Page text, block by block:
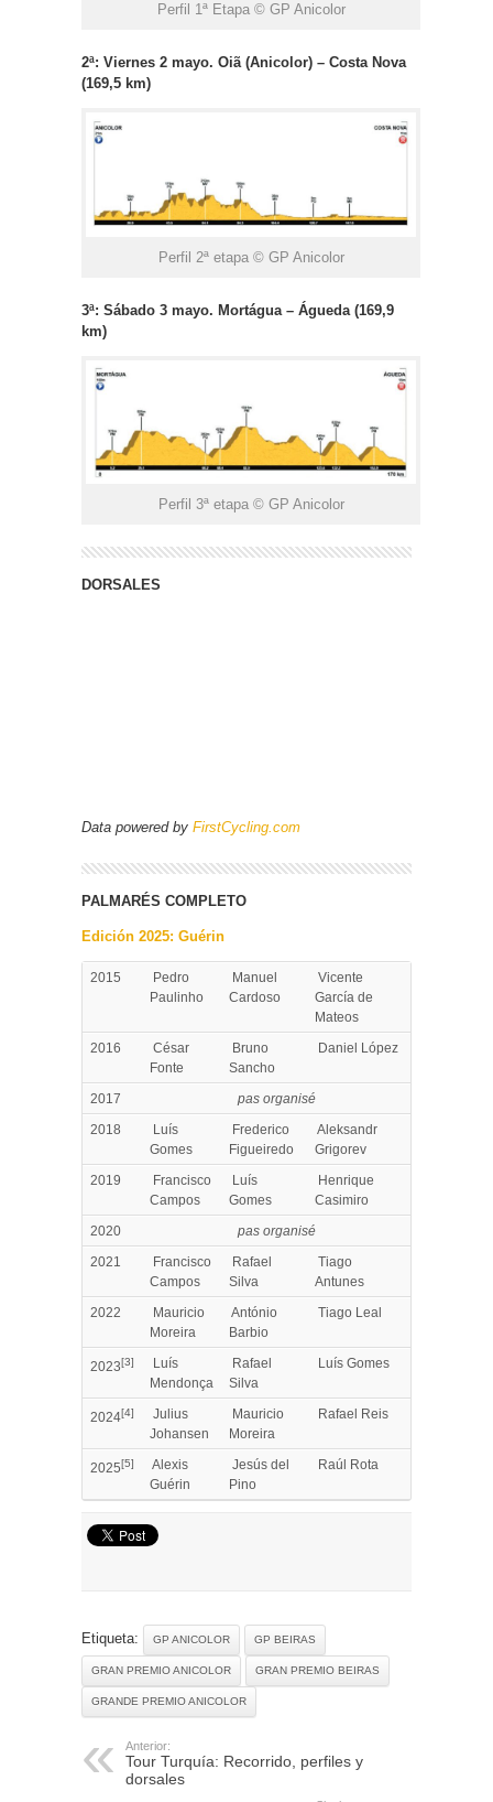
Perfil 1ª Etapa © GP Anicolor
2ª: Viernes 2 mayo. Oiã (Anicolor) – Costa Nova
(169,5 km)
Perfil 2ª etapa © GP Anicolor
3ª: Sábado 3 mayo. Mortágua – Águeda (169,9
km)
Perfil 3ª etapa © GP Anicolor
DORSALES
Data powered by FirstCycling.com
PALMARÉS COMPLETO
Edición 2025: Guérin
2015
Pedro
Paulinho
Manuel
Cardoso
Vicente
García de
Mateos
2016
César
Fonte
Bruno
Sancho
Daniel López
2017
pas organisé
2018
Luís
Gomes
Frederico
Figueiredo
Aleksandr
Grigorev
2019
Francisco
Campos
Luís
Gomes
Henrique
Casimiro
2020
pas organisé
2021
Francisco
Campos
Rafael
Silva
Tiago
Antunes
2022
Mauricio
Moreira
António
Barbio
Tiago Leal
2023[3]
Luís
Mendonça
Rafael
Silva
Luís Gomes
2024[4]
Julius
Johansen
Mauricio
Moreira
Rafael Reis
2025[5]
Alexis
Guérin
Jesús del
Pino
Raúl Rota
Etiqueta: GP ANICOLOR GP BEIRAS
GRAN PREMIO ANICOLOR GRAN PREMIO BEIRAS
GRANDE PREMIO ANICOLOR
Anterior:
Tour Turquía: Recorrido, perfiles y
dorsales